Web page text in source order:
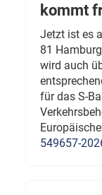
kommt
Jetzt ist es
81
wird auch
für das S-
549657-